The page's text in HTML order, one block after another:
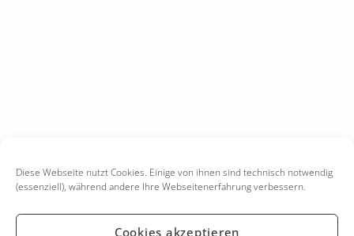
Diese Webseite nutzt Cookies. Einige von ihnen sind technisch notwendig
(essenziell), während andere Ihre Webseitenerfahrung verbessern.
Cookies akzeptieren